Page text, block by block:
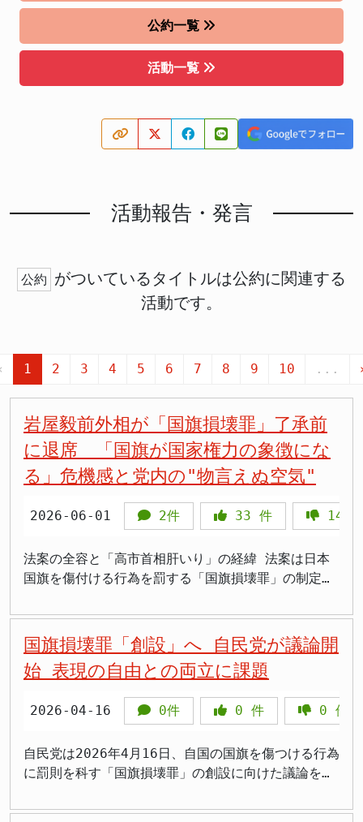
公約一覧
活動一覧
活動報告・発言
公約 がついているタイトルは公約に関連する
活動です。
1 2 3 4 5 6 7 8 9 10 ...
岩屋毅前外相が「国旗損壊罪」了承前
に退席 「国旗が国家権力の象徴にな
る」危機感と党内の"物言えぬ空気"
2026-06-01 2件 33 件 1418
法案の全容と「高市首相肝いり」の経緯 法案は日本
国旗を傷付ける行為を罰する「国旗損壊罪」の制定を
執行部は6月前半の国会提出を目指しています。 自民
党と日本維新の会は2025年10月の連立合意書に
「2026年通常国会において『日本国国章損壊罪』を
制定し、外国国章損壊罪のみ存在する矛盾を是正す
る」と明記しています。法案では日本国旗を「人に著
しく不快または嫌悪の情を催させる方法」で公然と損
下の罰金を科し、損壊の様子をSNSに投稿・拡散する
行為も処罰対象とします。 >岩屋さんが退席して声を
れだけ異論が出ないのは、本当に自由な議論ができて
国旗損壊罪「創設」へ 自民党が議論開
始 表現の自由との両立に課題
2026-04-16 0件 0 件 0 件
自民党は2026年4月16日、自国の国旗を傷つける行為
に罰則を科す「国旗損壊罪」の創設に向けた議論を開
ぜ法律が必要なのか（立法事実）、どのような利益や